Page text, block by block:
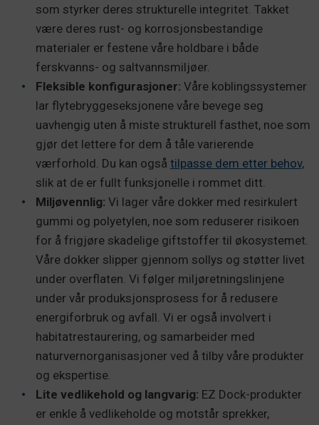
som styrker deres strukturelle integritet. Takket
være deres rust- og korrosjonsbestandige
materialer er festene våre holdbare i både
ferskvanns- og saltvannsmiljøer.
Fleksible konfigurasjoner: Våre koblingssystemer
lar flytebryggeseksjonene våre bevege seg
uavhengig uten å miste strukturell fasthet, noe som
gjør det lettere for dem å tåle varierende
værforhold. Du kan også tilpasse dem etter behov,
slik at de er fullt funksjonelle i rommet ditt.
Miljøvennlig: Vi lager våre dokker med resirkulert
gummi og polyetylen, noe som reduserer risikoen
for å frigjøre skadelige giftstoffer til økosystemet.
Våre dokker slipper gjennom sollys og støtter livet
under overflaten. Vi følger miljøretningslinjene
under vår produksjonsprosess for å redusere
energiforbruk og avfall. Vi er også involvert i
habitatrestaurering, og samarbeider med
naturvernorganisasjoner ved å tilby våre produkter
og ekspertise.
Lite vedlikehold og langvarig: EZ Dock-produkter
er enkle å vedlikeholde og motstår sprekker,